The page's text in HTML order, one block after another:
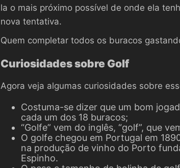
la o mais próximo possível de onde ela
nova tentativa.
Quem completar todos os buracos
Curiosidades sobre Golf
Agora veja algumas curiosidades sobre
Costuma-se dizer que um bom
cada um dos 18 buracos;
“Golfe” vem do inglês, “golf”, que
O golfe chegou em Portugal em
na produção de vinho do Porto
Espinho.